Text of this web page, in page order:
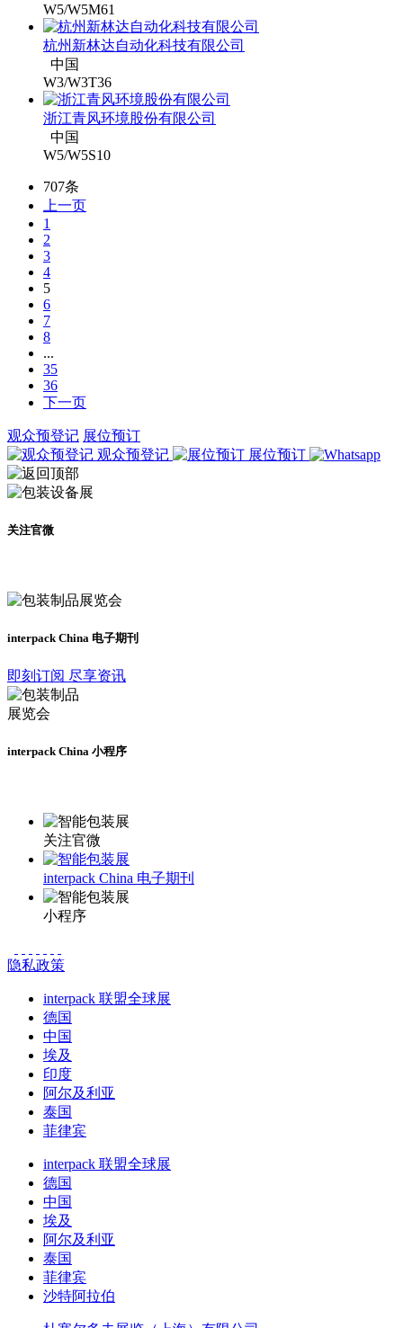
W5/W5M61
杭州新林达自动化科技有限公司
中国
W3/W3T36
浙江青风环境股份有限公司
中国
W5/W5S10
707条
上一页
1
2
3
4
5
6
7
8
...
35
36
下一页
观众预登记 展位预订
观众预登记
展位预订
关注官微
interpack China 电子期刊
即刻订阅 尽享资讯
interpack China 小程序
关注官微
interpack China 电子期刊
小程序
隐私政策
interpack 联盟全球展
德国
中国
埃及
印度
阿尔及利亚
泰国
菲律宾
interpack 联盟全球展
德国
中国
埃及
阿尔及利亚
泰国
菲律宾
沙特阿拉伯